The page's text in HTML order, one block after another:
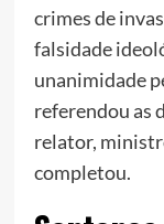
crimes de
falsidade
unanimidade
referendou as
relator,
completou.